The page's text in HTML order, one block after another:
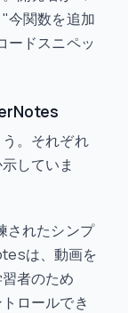
今関数を追加
ードスニペッ
。それぞれ
していま
されたシンプ
は、動画を
者のため
ロールでき